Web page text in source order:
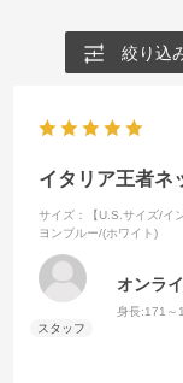
絞り込
イタリア王者ネ
サイズ：【U.S.サイズ/イ
ヨンブルー/(ホワイト)
オンラ
身長:171～